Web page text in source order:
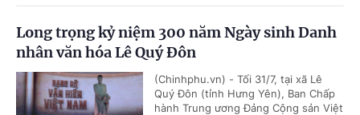
Long trọng kỷ niệm 300 năm Ngày sinh Danh
nhân văn hóa Lê Quý Đôn
(Chinhphu.vn) - Tối 31/7, tại xã Lê
Quý Đôn (tỉnh Hưng Yên), Ban Chấp
hành Trung ương Đảng Cộng sản Việt